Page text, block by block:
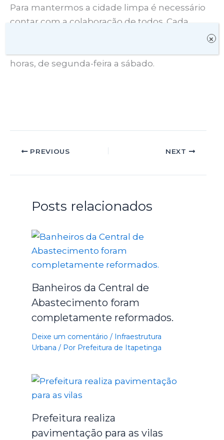
Para mantermos a cidade limpa é necessário
contar com a colaboração de todos. Cada
horas, de segunda-feira a sábado.
PREVIOUS NEXT
Posts relacionados
Banheiros da Central de
Abastecimento foram
completamente reformados.
Deixe um comentário / Infraestrutura
Urbana / Por Prefeitura de Itapetinga
Prefeitura realiza
pavimentação para as vilas
×